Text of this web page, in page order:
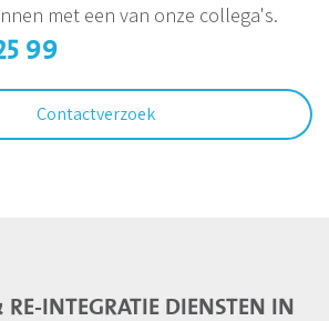
met een van onze collega's.
99
Contactverzoek
INTEGRATIE DIENSTEN IN